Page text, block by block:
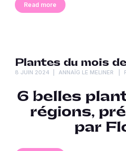
Read more
Plantes du mois
8 JUIN 2024 ANNAÏG LE MELINER
6 belles
régions,
par